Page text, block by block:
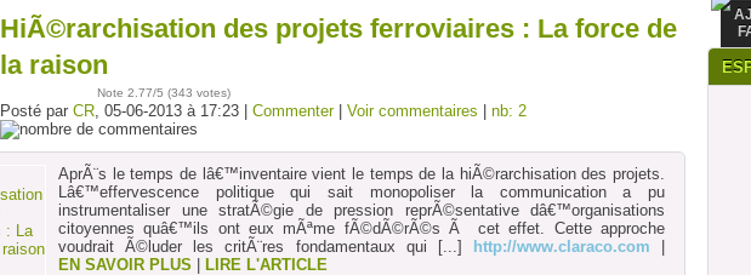
HiÃ©rarchisation des projets ferroviaires : La force de
la raison
Note 2.77/5 (343 votes)
Posté par CR, 05-06-2013 à 17:23 | Commenter| Voir commentaires nb: 2
AprÃ¨s le temps de lâ€™inventaire vient le temps de la hiÃ©rarchisation des projets.
Lâ€™effervescence politique qui sait monopoliser la communication a pu
instrumentaliser une stratÃ©gie de pression reprÃ©sentative dâ€™organisations
citoyennes quâ€™ils ont eux mÃªme fÃ©dÃ©rÃ©s Ã cet effet. Cette approche
voudrait Ã©luder les critÃ¨res fondamentaux qui [...] http://www.claraco.com
EN SAVOIR PLUS
LIRE L'ARTICLE